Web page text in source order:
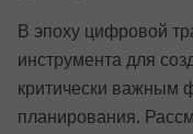
В эпоху цифровой
инструмента для
критически важным
планирования.